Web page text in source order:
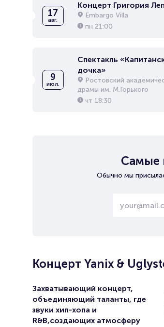
17
авг.
Концерт Григория
Embargo Villa
пн 21:00
9
июл.
Спектакль
дочка»
Ростовский
драмы им. М.Горького
чт 18:30
Самые
Обычно мы
Концерт Yanix &
Захватывающий концерт,
объединяющий таланты, где
звуки хип-хопа и
R&B,создающих атмосферу